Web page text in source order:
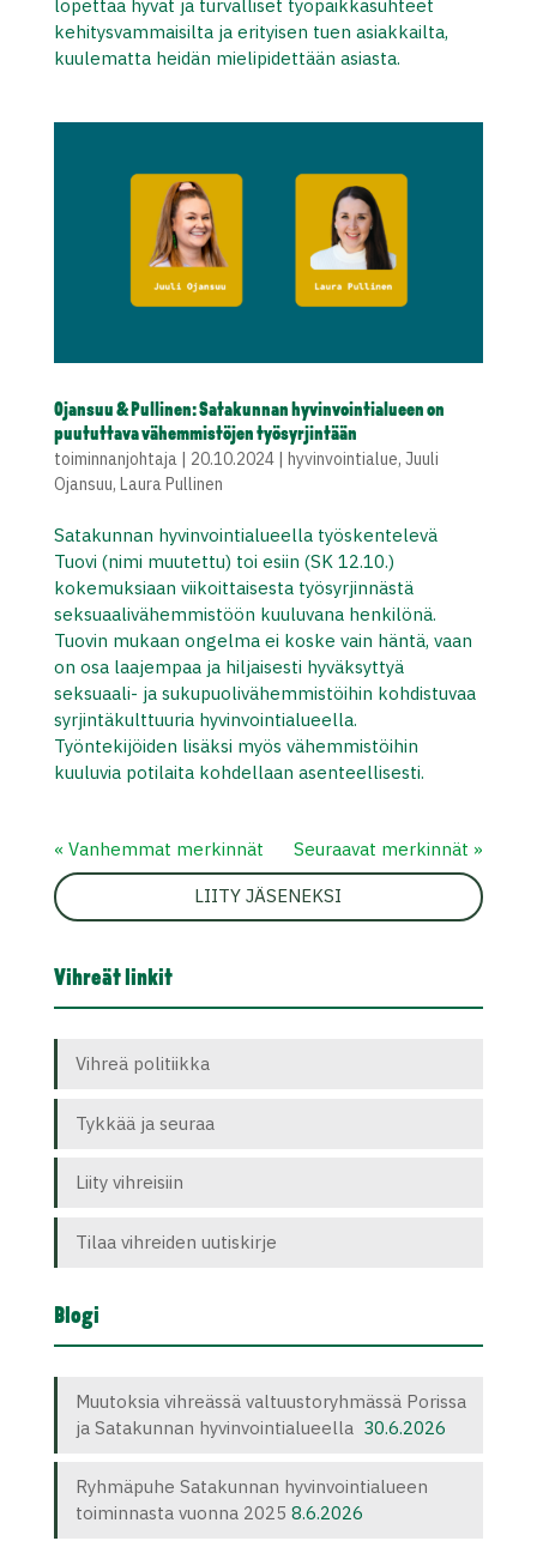
lopettaa hyvät ja turvalliset työpaikkasuhteet
kehitysvammaisilta ja erityisen tuen asiakkailta,
kuulematta heidän mielipidettään asiasta.
Ojansuu & Pullinen: Satakunnan hyvinvointialueen on
puututtava vähemmistöjen työsyrjintään
toiminnanjohtaja| 20.10.2024| hyvinvointialue, Juuli
Ojansuu, Laura Pullinen
Satakunnan hyvinvointialueella työskentelevä
Tuovi (nimi muutettu) toi esiin (SK 12.10.)
kokemuksiaan viikoittaisesta työsyrjinnästä
seksuaalivähemmistöön kuuluvana henkilönä.
Tuovin mukaan ongelma ei koske vain häntä, vaan
on osa laajempaa ja hiljaisesti hyväksyttyä
seksuaali- ja sukupuolivähemmistöihin kohdistuvaa
syrjintäkulttuuria hyvinvointialueella.
Työntekijöiden lisäksi myös vähemmistöihin
kuuluvia potilaita kohdellaan asenteellisesti.
« Vanhemmat merkinnät Seuraavat merkinnät »
LIITY JÄSENEKSI
Vihreät linkit
Vihreä politiikka
Tykkää ja seuraa
Liity vihreisiin
Tilaa vihreiden uutiskirje
Blogi
Muutoksia vihreässä valtuustoryhmässä Porissa
ja Satakunnan hyvinvointialueella 30.6.2026
Ryhmäpuhe Satakunnan hyvinvointialueen
toiminnasta vuonna 2025 8.6.2026